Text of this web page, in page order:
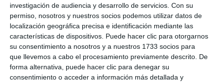
investigación de audiencia y desarrollo de servicios. Con su
permiso, nosotros y nuestros socios podemos utilizar datos de
localización geográfica precisa e identificación mediante las
características de dispositivos. Puede hacer clic para otorgarnos
su consentimiento a nosotros y a nuestros 1733 socios para
que llevemos a cabo el procesamiento previamente descrito. De
forma alternativa, puede hacer clic para denegar su
consentimiento o acceder a información más detallada y